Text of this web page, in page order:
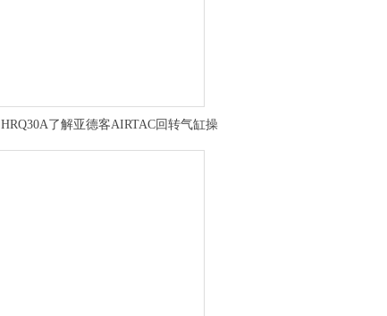
HRQ30A了解亚德客AIRTAC回转气缸操